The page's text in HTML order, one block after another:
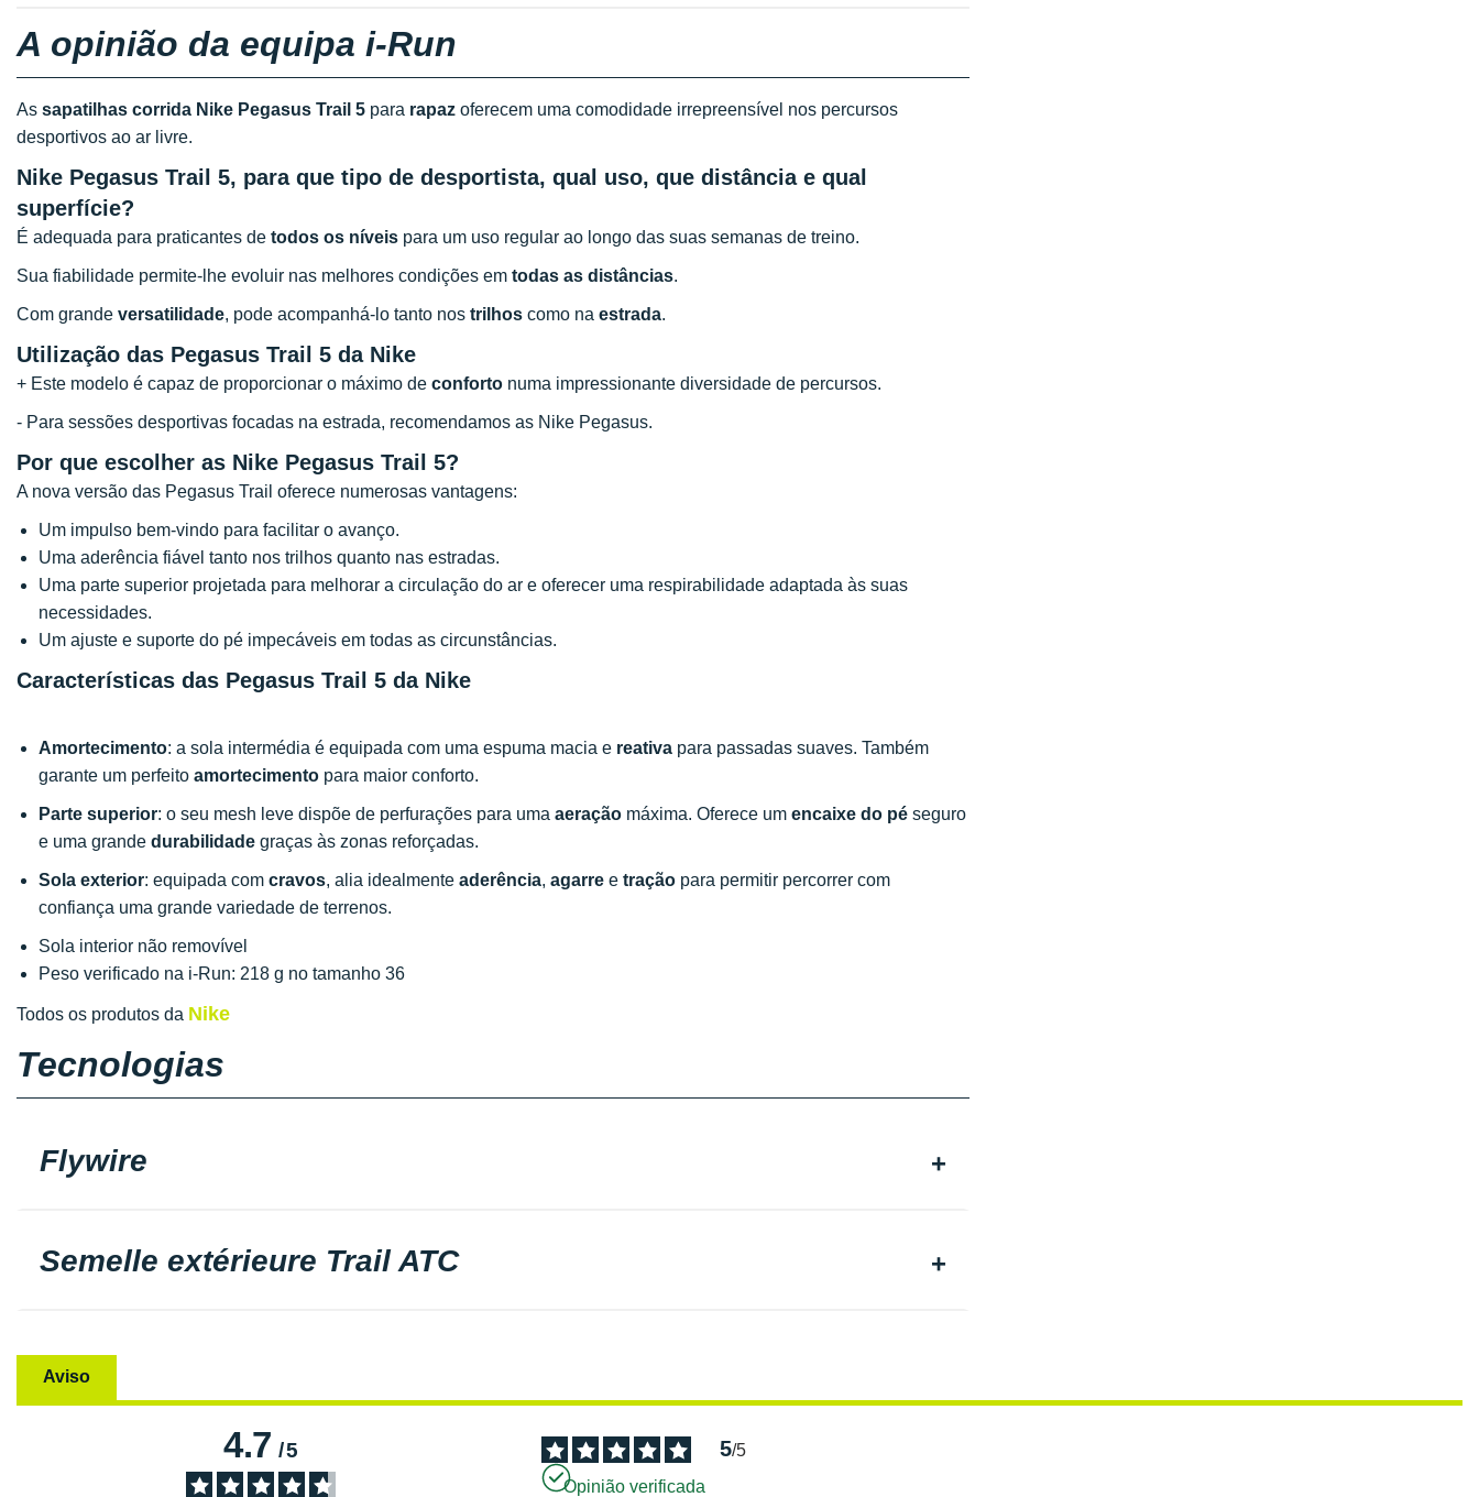
A opinião da equipa i-Run
As sapatilhas corrida Nike Pegasus Trail 5 para rapaz oferecem uma comodidade irrepreensível nos percursos
desportivos ao ar livre.
Nike Pegasus Trail 5, para que tipo de desportista, qual uso, que distância e qual
superfície?
É adequada para praticantes de todos os níveis para um uso regular ao longo das suas semanas de treino.
Sua fiabilidade permite-lhe evoluir nas melhores condições em todas as distâncias.
Com grande versatilidade, pode acompanhá-lo tanto nos trilhos como na estrada.
Utilização das Pegasus Trail 5 da Nike
+ Este modelo é capaz de proporcionar o máximo de conforto numa impressionante diversidade de percursos.
- Para sessões desportivas focadas na estrada, recomendamos as Nike Pegasus.
Por que escolher as Nike Pegasus Trail 5?
A nova versão das Pegasus Trail oferece numerosas vantagens:
Um impulso bem-vindo para facilitar o avanço.
Uma aderência fiável tanto nos trilhos quanto nas estradas.
Uma parte superior projetada para melhorar a circulação do ar e oferecer uma respirabilidade adaptada às suas
necessidades.
Um ajuste e suporte do pé impecáveis em todas as circunstâncias.
Características das Pegasus Trail 5 da Nike
Amortecimento: a sola intermédia é equipada com uma espuma macia e reativa para passadas suaves. Também
garante um perfeito amortecimento para maior conforto.
Parte superior: o seu mesh leve dispõe de perfurações para uma aeração máxima. Oferece um encaixe do pé seguro
e uma grande durabilidade graças às zonas reforçadas.
Sola exterior: equipada com cravos, alia idealmente aderência, agarre e tração para permitir percorrer com
confiança uma grande variedade de terrenos.
Sola interior não removível
Peso verificado na i-Run: 218 g no tamanho 36
Todos os produtos da Nike
Tecnologias
Flywire
Semelle extérieure Trail ATC
Aviso
4.7/5 5/5
Opinião verificada